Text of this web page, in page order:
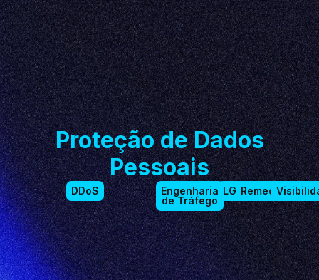
Proteção de Dados
Pessoais
DDoS
Engenharia
de Tráfego
LGPDRemediation